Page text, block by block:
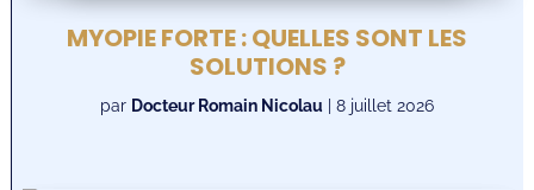
MYOPIE FORTE : QUELLES SONT LES
SOLUTIONS ?
par Docteur Romain Nicolau |8 juillet 2026